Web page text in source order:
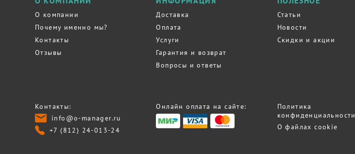
О компании
Почему именно мы?
Контакты
Отзывы
Доставка
Оплата
Услуги
Гарантия и возврат
Вопросы и ответы
Статьи
Новости
Скидки и акции
Контакты:
info@o-manager.ru
+7 (812) 24-013-24
Онлайн оплата на сайте:
Политика
конфиденциальности
О файлах cookie